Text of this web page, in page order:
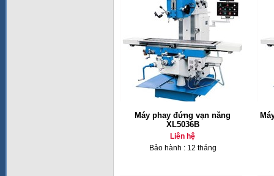
Máy phay đứng vạn năng
XL5036B
Liên hệ
Bảo hành : 12 tháng